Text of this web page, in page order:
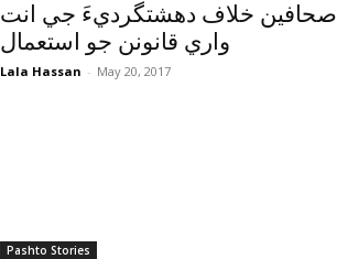
صحافين خلاف دهشتگرديءَ جي انت
واري قانونن جو استعمال
Lala Hassan - May 20, 2017
Pashto Stories